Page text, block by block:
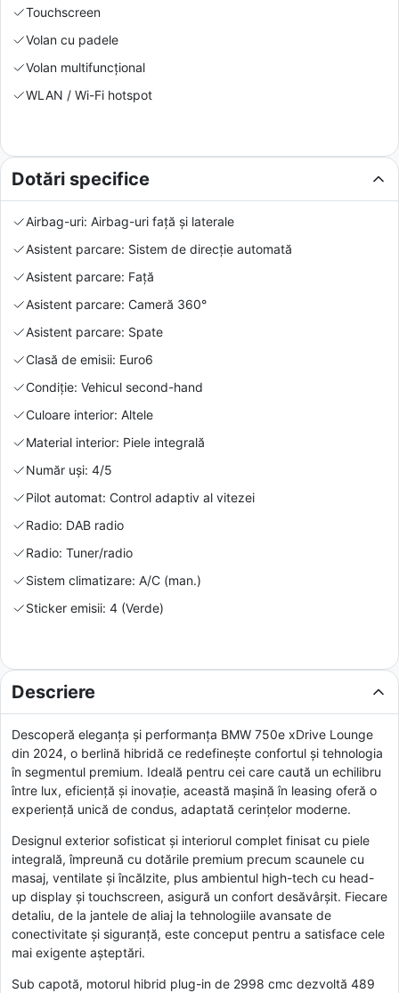
Touchscreen
Volan cu padele
Volan multifuncțional
WLAN / Wi-Fi hotspot
Dotări specifice
Airbag-uri: Airbag-uri față și laterale
Asistent parcare: Sistem de direcție automată
Asistent parcare: Față
Asistent parcare: Cameră 360°
Asistent parcare: Spate
Clasă de emisii: Euro6
Condiție: Vehicul second-hand
Culoare interior: Altele
Material interior: Piele integrală
Număr uși: 4/5
Pilot automat: Control adaptiv al vitezei
Radio: DAB radio
Radio: Tuner/radio
Sistem climatizare: A/C (man.)
Sticker emisii: 4 (Verde)
Descriere
Descoperă eleganța și performanța BMW 750e xDrive Lounge
din 2024, o berlină hibridă ce redefinește confortul și tehnologia
în segmentul premium. Ideală pentru cei care caută un echilibru
între lux, eficiență și inovație, această mașină în leasing oferă o
experiență unică de condus, adaptată cerințelor moderne.
Designul exterior sofisticat și interiorul complet finisat cu piele
integrală, împreună cu dotările premium precum scaunele cu
masaj, ventilate și încălzite, plus ambientul high-tech cu head-
up display și touchscreen, asigură un confort desăvârșit. Fiecare
detaliu, de la jantele de aliaj la tehnologiile avansate de
conectivitate și siguranță, este conceput pentru a satisface cele
mai exigente așteptări.
Sub capotă, motorul hibrid plug-in de 2998 cmc dezvoltă 489